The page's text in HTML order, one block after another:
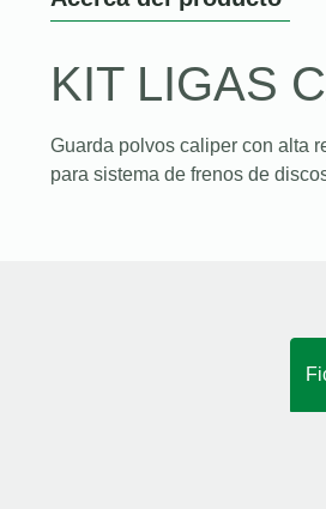
KIT LIGAS
Guarda polvos caliper con alta
para sistema de frenos de